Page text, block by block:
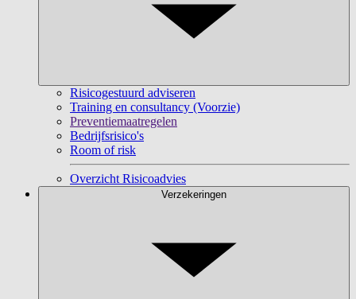
Risicogestuurd adviseren
Training en consultancy (Voorzie)
Preventiemaatregelen
Bedrijfsrisico's
Room of risk
Overzicht Risicoadvies
Verzekeringen